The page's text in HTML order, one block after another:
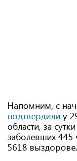
Напомним, с
подтвердили у
области, за
заболевших 445
5618